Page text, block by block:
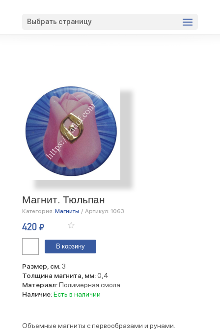
Выбрать страницу
Магнит. Тюльпан
Категория: Магниты / Артикул: 1063
420 ₽
Количество
Тюльпан
В корзину
Размер, см:3
Толщина магнита, мм:0,4
Материал:Полимерная смола
Наличие:Есть в наличии
Объемные магниты с первообразами и рунами.